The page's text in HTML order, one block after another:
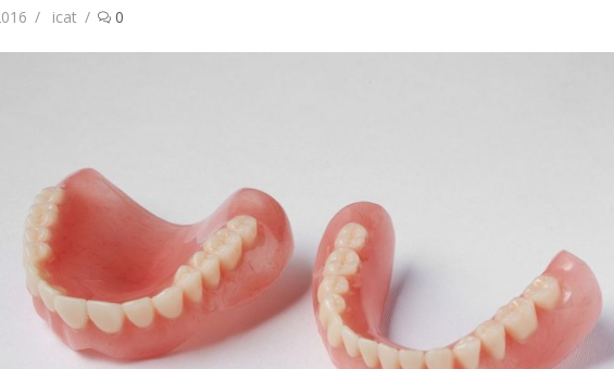
Author
icat 0